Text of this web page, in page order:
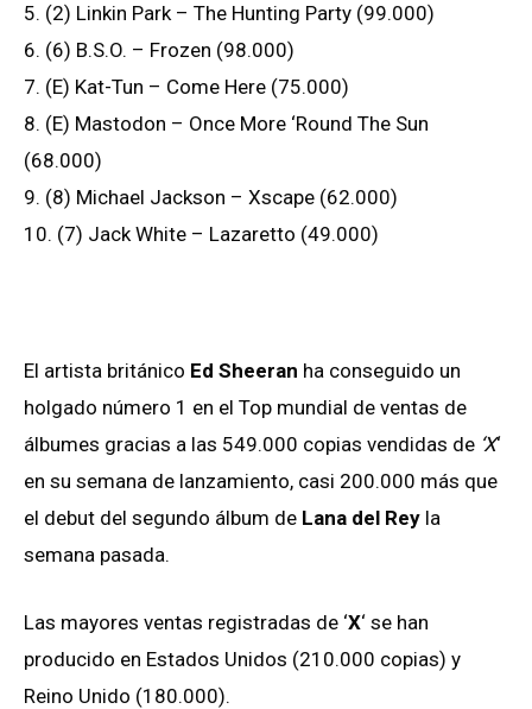
5. (2) Linkin Park – The Hunting Party (99.000)
6. (6) B.S.O. – Frozen (98.000)
7. (E) Kat-Tun – Come Here (75.000)
8. (E) Mastodon – Once More ‘Round The Sun
(68.000)
9. (8) Michael Jackson – Xscape (62.000)
10. (7) Jack White – Lazaretto (49.000)
El artista británico Ed Sheeran ha conseguido un
holgado número 1 en el Top mundial de ventas de
álbumes gracias a las 549.000 copias vendidas de ‘X‘
en su semana de lanzamiento, casi 200.000 más que
el debut del segundo álbum de Lana del Rey la
semana pasada.
Las mayores ventas registradas de ‘X‘ se han
producido en Estados Unidos (210.000 copias) y
Reino Unido (180.000).